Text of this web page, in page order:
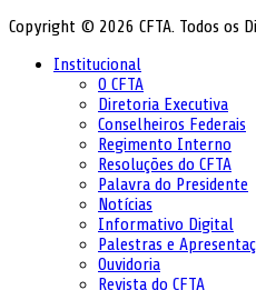
Copyright © 2026 CFTA. Todos os
Institucional
O CFTA
Diretoria Executiva
Conselheiros Federais
Regimento Interno
Resoluções do CFTA
Palavra do Presidente
Notícias
Informativo Digital
Palestras e
Ouvidoria
Revista do CFTA